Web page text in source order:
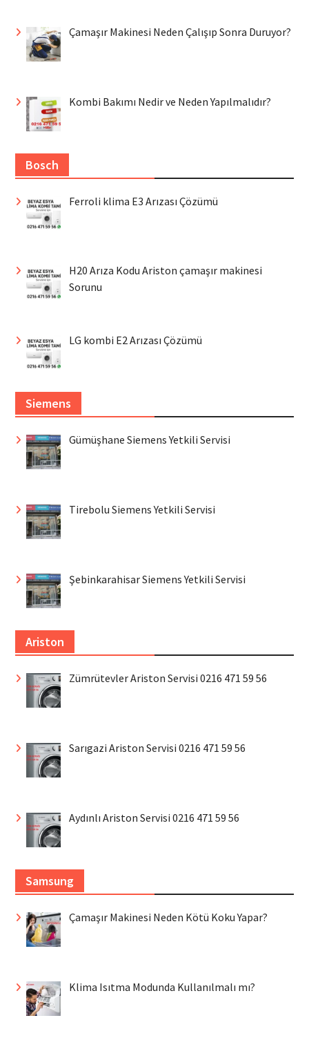
Çamaşır Makinesi Neden Çalışıp Sonra Duruyor?
Kombi Bakımı Nedir ve Neden Yapılmalıdır?
Bosch
Ferroli klima E3 Arızası Çözümü
H20 Arıza Kodu Ariston çamaşır makinesi
Sorunu
LG kombi E2 Arızası Çözümü
Siemens
Gümüşhane Siemens Yetkili Servisi
Tirebolu Siemens Yetkili Servisi
Şebinkarahisar Siemens Yetkili Servisi
Ariston
Zümrütevler Ariston Servisi 0216 471 59 56
Sarıgazi Ariston Servisi 0216 471 59 56
Aydınlı Ariston Servisi 0216 471 59 56
Samsung
Çamaşır Makinesi Neden Kötü Koku Yapar?
Klima Isıtma Modunda Kullanılmalı mı?